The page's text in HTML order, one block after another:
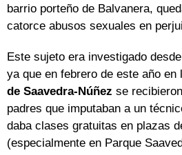
barrio porteño de Balvanera,
catorce abusos sexuales en
Este sujeto era investigado
ya que en febrero de este año en
de Saavedra-Núñez se
padres que imputaban a un
daba clases gratuitas en plazas
(especialmente en Parque